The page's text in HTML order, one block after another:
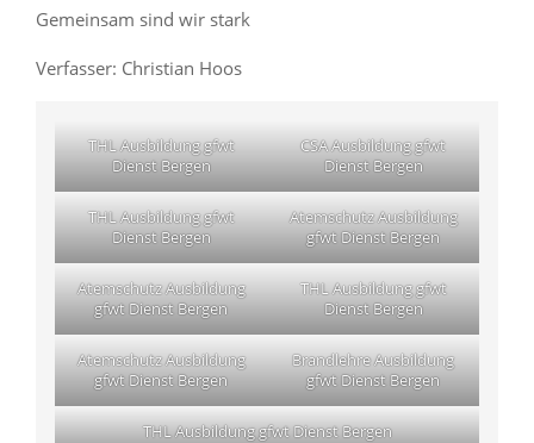
Gemeinsam sind wir stark
Verfasser: Christian Hoos
THL Ausbildung gfwt
Dienst Bergen
CSA Ausbildung gfwt
Dienst Bergen
THL Ausbildung gfwt
Dienst Bergen
Atemschutz Ausbildung
gfwt Dienst Bergen
Atemschutz Ausbildung
gfwt Dienst Bergen
THL Ausbildung gfwt
Dienst Bergen
Atemschutz Ausbildung
gfwt Dienst Bergen
Brandlehre Ausbildung
gfwt Dienst Bergen
THL Ausbildung gfwt Dienst Bergen